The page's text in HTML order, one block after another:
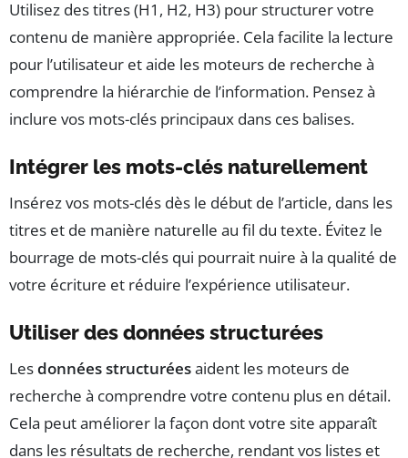
Utilisez des titres (H1, H2, H3) pour structurer votre
contenu de manière appropriée. Cela facilite la lecture
pour l’utilisateur et aide les moteurs de recherche à
comprendre la hiérarchie de l’information. Pensez à
inclure vos mots-clés principaux dans ces balises.
Intégrer les mots-clés naturellement
Insérez vos mots-clés dès le début de l’article, dans les
titres et de manière naturelle au fil du texte. Évitez le
bourrage de mots-clés qui pourrait nuire à la qualité de
votre écriture et réduire l’expérience utilisateur.
Utiliser des données structurées
Lesdonnées structuréesaident les moteurs de
recherche à comprendre votre contenu plus en détail.
Cela peut améliorer la façon dont votre site apparaît
dans les résultats de recherche, rendant vos listes et